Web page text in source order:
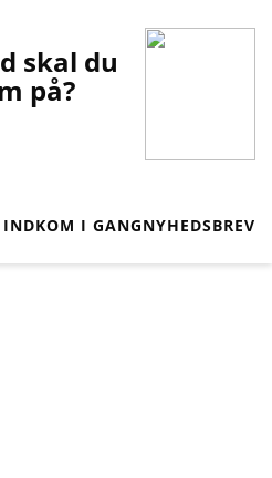
skal du
på?
INDKOM I GANGNYHEDSBREV